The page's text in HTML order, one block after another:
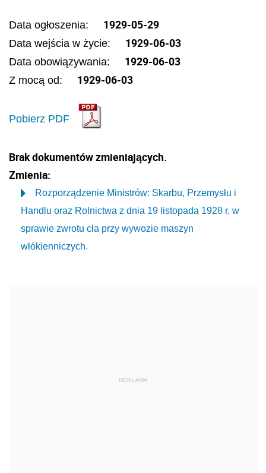
Data ogłoszenia: 1929-05-29
Data wejścia w życie: 1929-06-03
Data obowiązywania: 1929-06-03
Z mocą od: 1929-06-03
Pobierz PDF
Brak dokumentów zmieniających.
Zmienia:
Rozporządzenie Ministrów: Skarbu, Przemysłu i
Handlu oraz Rolnictwa z dnia 19 listopada 1928 r. w
sprawie zwrotu cła przy wywozie maszyn
włókienniczych.